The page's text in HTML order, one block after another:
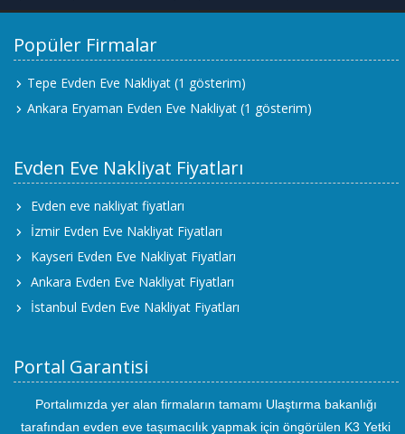
Popüler Firmalar
Tepe Evden Eve Nakliyat (1 gösterim)
Ankara Eryaman Evden Eve Nakliyat (1 gösterim)
Evden Eve Nakliyat Fiyatları
Evden eve nakliyat fiyatları
İzmir Evden Eve Nakliyat Fiyatları
Kayseri Evden Eve Nakliyat Fiyatları
Ankara Evden Eve Nakliyat Fiyatları
İstanbul Evden Eve Nakliyat Fiyatları
Portal Garantisi
Portalımızda yer alan firmaların tamamı Ulaştırma bakanlığı
tarafından evden eve taşımacılık yapmak için öngörülen K3 Yetki